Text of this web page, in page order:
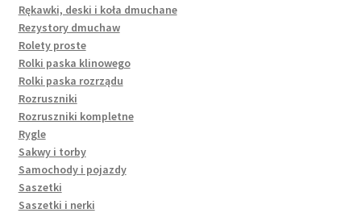
Rękawki, deski i koła dmuchane
Rezystory dmuchaw
Rolety proste
Rolki paska klinowego
Rolki paska rozrządu
Rozruszniki
Rozruszniki kompletne
Rygle
Sakwy i torby
Samochody i pojazdy
Saszetki
Saszetki i nerki